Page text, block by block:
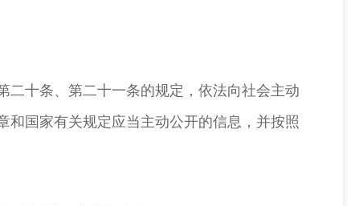
十条、第二十一条的规定，依法向社会主动
国家有关规定应当主动公开的信息，并按照